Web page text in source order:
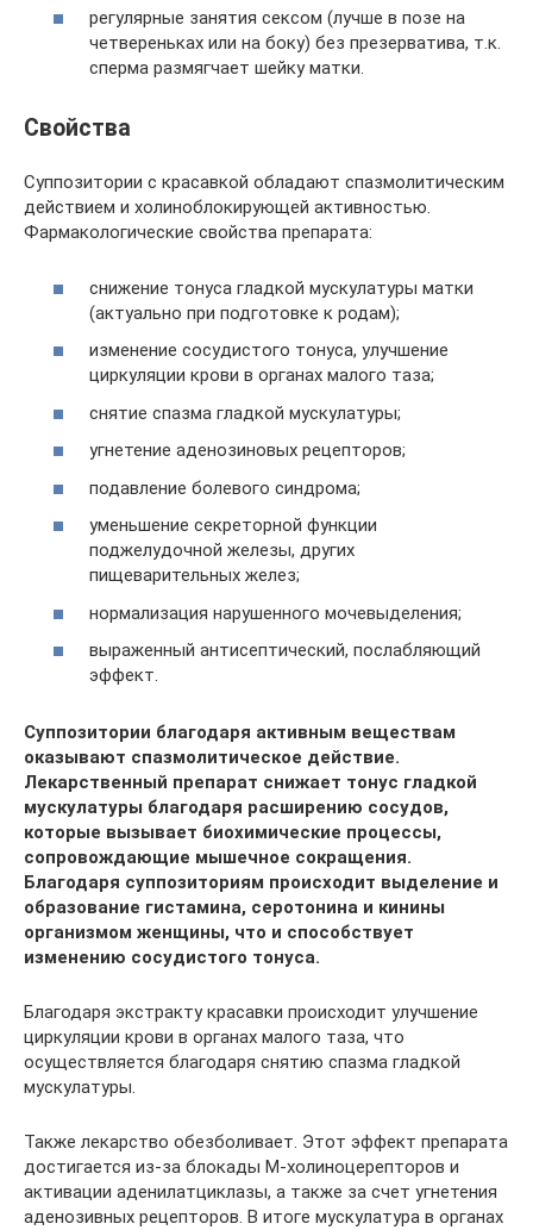
регулярные занятия сексом (лучше в позе на
четвереньках или на боку) без презерватива, т.к.
сперма размягчает шейку матки.
Свойства
Суппозитории с красавкой обладают спазмолитическим
действием и холиноблокирующей активностью.
Фармакологические свойства препарата:
снижение тонуса гладкой мускулатуры матки
(актуально при подготовке к родам);
изменение сосудистого тонуса, улучшение
циркуляции крови в органах малого таза;
снятие спазма гладкой мускулатуры;
угнетение аденозиновых рецепторов;
подавление болевого синдрома;
уменьшение секреторной функции
поджелудочной железы, других
пищеварительных желез;
нормализация нарушенного мочевыделения;
выраженный антисептический, послабляющий
эффект.
Суппозитории благодаря активным веществам
оказывают спазмолитическое действие.
Лекарственный препарат снижает тонус гладкой
мускулатуры благодаря расширению сосудов,
которые вызывает биохимические процессы,
сопровождающие мышечное сокращения.
Благодаря суппозиториям происходит выделение и
образование гистамина, серотонина и кинины
организмом женщины, что и способствует
изменению сосудистого тонуса.
Благодаря экстракту красавки происходит улучшение
циркуляции крови в органах малого таза, что
осуществляется благодаря снятию спазма гладкой
мускулатуры.
Также лекарство обезболивает. Этот эффект препарата
достигается из-за блокады М-холиноцерепторов и
активации аденилатциклазы, а также за счет угнетения
аденозивных рецепторов. В итоге мускулатура в органах